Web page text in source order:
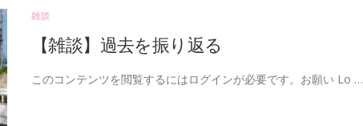
雑談
【雑談】過去を振り返る
このコンテンツを閲覧するにはログインが必要です。お願い Lo …